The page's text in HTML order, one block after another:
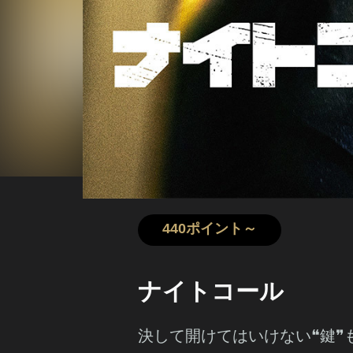
440ポイント～
ナイトコール
決して開けてはいけない❝鍵❞